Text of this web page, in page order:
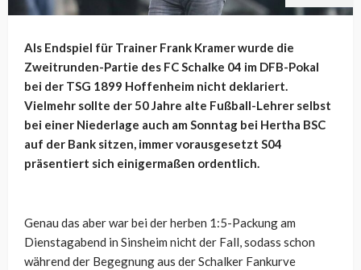
Als Endspiel für Trainer Frank Kramer wurde die
Zweitrunden-Partie des FC Schalke 04 im DFB-Pokal
bei der TSG 1899 Hoffenheim nicht deklariert.
Vielmehr sollte der 50 Jahre alte Fußball-Lehrer selbst
bei einer Niederlage auch am Sonntag bei Hertha BSC
auf der Bank sitzen, immer vorausgesetzt S04
präsentiert sich einigermaßen ordentlich.
Genau das aber war bei der herben 1:5-Packung am
Dienstagabend in Sinsheim nicht der Fall, sodass schon
während der Begegnung aus der Schalker Fankurve